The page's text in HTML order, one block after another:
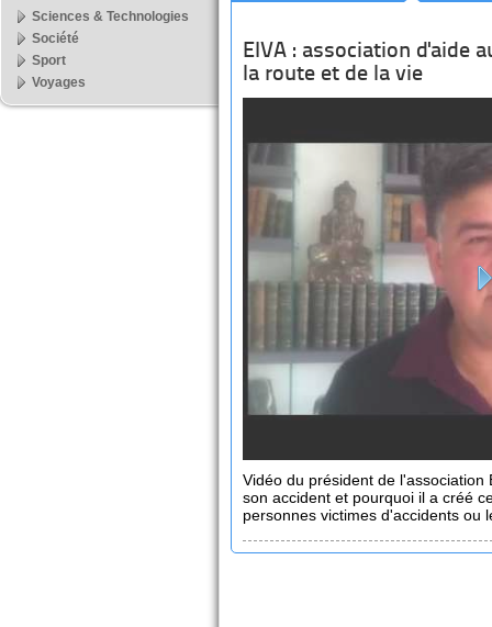
EIVA : association d'aide
la route et de la vie
Vidéo du président de l'association
son accident et pourquoi il a créé
personnes victimes d'accidents ou
Sciences & Technologies
Société
Sport
Voyages